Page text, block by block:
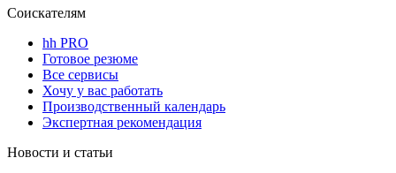
Соискателям
hh PRO
Готовое резюме
Все сервисы
Хочу у вас работать
Производственный календарь
Экспертная рекомендация
Новости и статьи